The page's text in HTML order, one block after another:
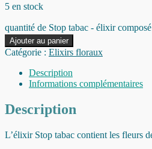
5 en stock
quantité de Stop tabac - élixir
Ajouter au panier
Catégorie : Elixirs floraux
Description
Informations complémentaires
Description
L’élixir Stop tabac contient les fleurs